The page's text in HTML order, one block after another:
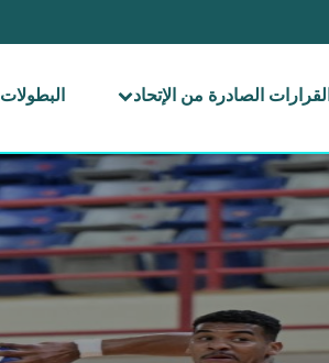
القرارات الصادرة من الإتحاد البطولات